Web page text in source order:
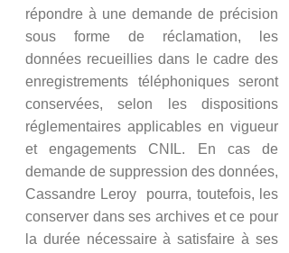
répondre à une demande de précision
sous forme de réclamation, les
données recueillies dans le cadre des
enregistrements téléphoniques seront
conservées, selon les dispositions
réglementaires applicables en vigueur
et engagements CNIL. En cas de
demande de suppression des données,
Cassandre Leroy pourra, toutefois, les
conserver dans ses archives et ce pour
la durée nécessaire à satisfaire à ses